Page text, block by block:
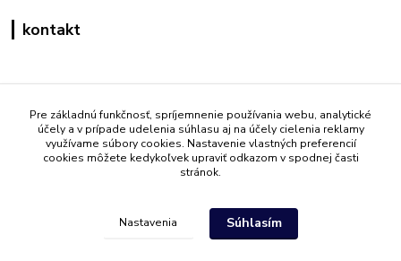
kontakt
+421 908 861 051
(Po - Pia 7:30-15:30)
info@mati.sk
Pre základnú funkčnosť, spríjemnenie používania webu, analytické
účely a v prípade udelenia súhlasu aj na účely cielenia reklamy
využívame súbory cookies. Nastavenie vlastných preferencií
cookies môžete kedykoľvek upraviť odkazom v spodnej časti
stránok.
Nastavenia Súhlasím